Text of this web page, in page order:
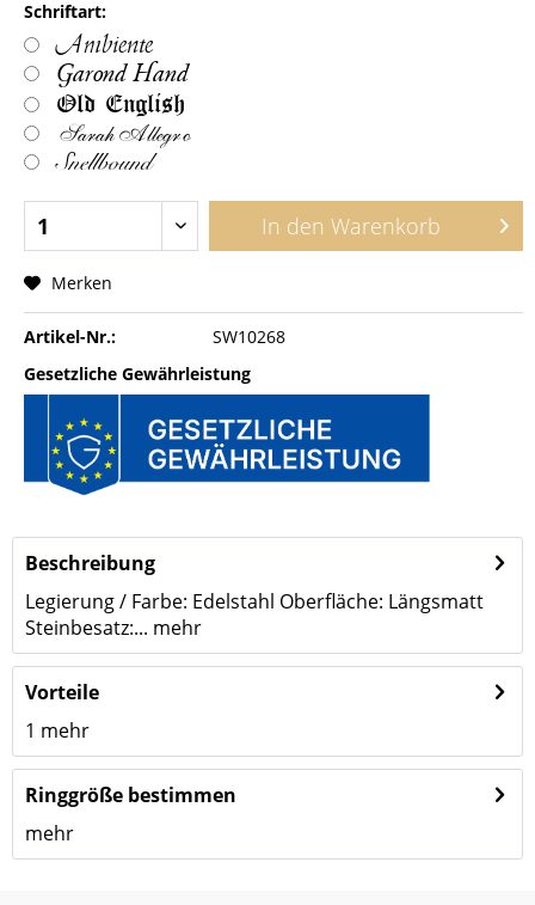
Schriftart:
Ambiente
Garond Hand
Old English
Sarah Allegro
Snellbound
In den Warenkorb
Merken
Artikel-Nr.:
SW10268
Gesetzliche Gewährleistung
Beschreibung
Legierung / Farbe: Edelstahl Oberfläche: Längsmatt
Steinbesatz:... mehr
Vorteile
1 mehr
Ringgröße bestimmen
mehr